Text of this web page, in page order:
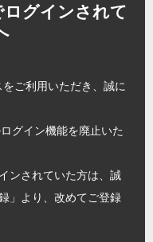
グインされて
ご利用いただき、誠に
グイン機能を廃止いた
ンされていた方は、誠
」より、改めてご登録